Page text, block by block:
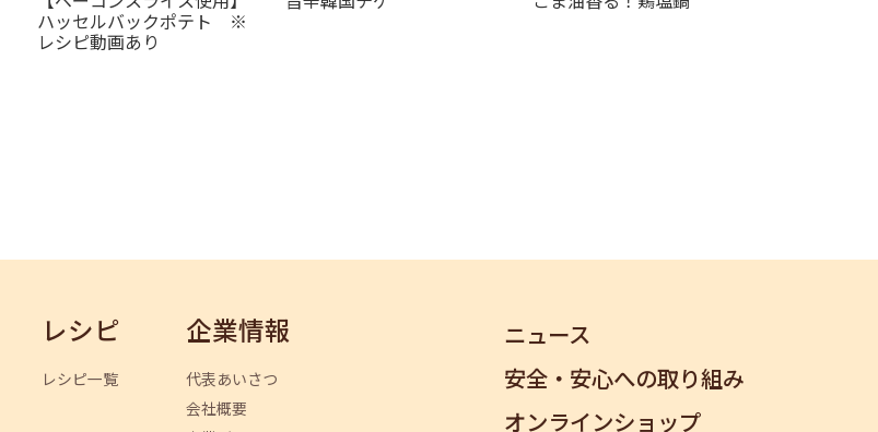
ハッセルバックポテト ※
レシピ動画あり
レシピ
レシピ一覧
企業情報
代表あいさつ
会社概要
ニュース
安全・安心への取り組み
オンラインショップ